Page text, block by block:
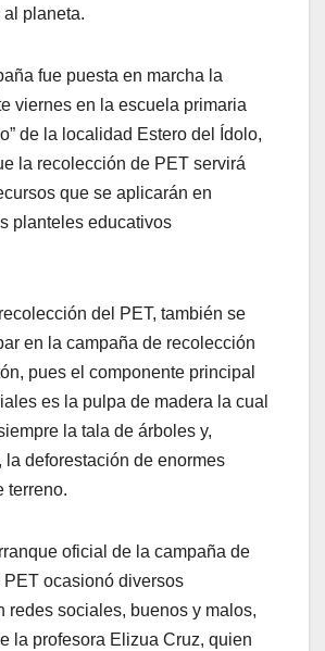
planeta.
fue puesta en marcha la
viernes en la escuela primaria
de la localidad Estero del Ídolo,
la recolección de PET servirá
que se aplicarán en
planteles educativos
del PET, también se
en la campaña de recolección
pues el componente principal
es la pulpa de madera la cual
la tala de árboles y,
la deforestación de enormes
terreno.
oficial de la campaña de
ocasionó diversos
redes sociales, buenos y malos,
la profesora Elizua Cruz, quien